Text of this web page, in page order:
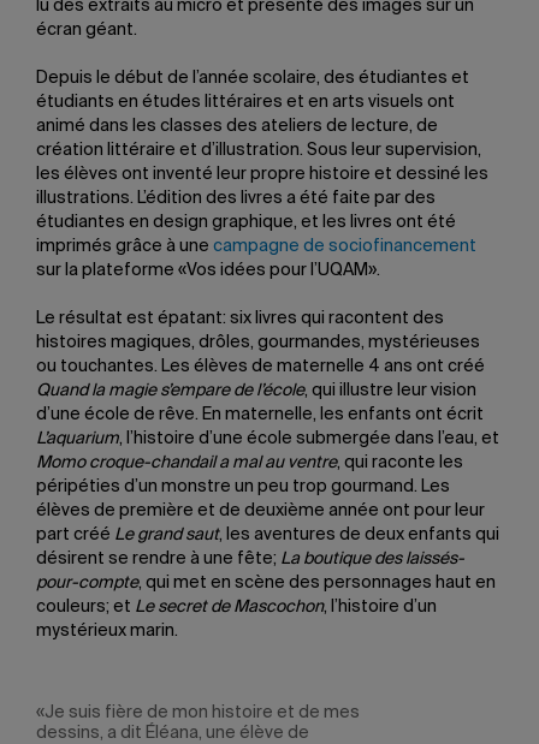
lu des extraits au micro et présenté des images sur un
écran géant.
Depuis le début de l’année scolaire, des étudiantes et
étudiants en études littéraires et en arts visuels ont
animé dans les classes des ateliers de lecture, de
création littéraire et d’illustration. Sous leur supervision,
les élèves ont inventé leur propre histoire et dessiné les
illustrations. L’édition des livres a été faite par des
étudiantes en design graphique, et les livres ont été
imprimés grâce à une campagne de sociofinancement
sur la plateforme «Vos idées pour l’UQAM».
Le résultat est épatant: six livres qui racontent des
histoires magiques, drôles, gourmandes, mystérieuses
ou touchantes. Les élèves de maternelle 4 ans ont créé
Quand la magie s’empare de l’école, qui illustre leur vision
d’une école de rêve. En maternelle, les enfants ont écrit
L’aquarium, l’histoire d’une école submergée dans l’eau, et
Momo croque-chandail a mal au ventre, qui raconte les
péripéties d’un monstre un peu trop gourmand. Les
élèves de première et de deuxième année ont pour leur
part créé Le grand saut, les aventures de deux enfants qui
désirent se rendre à une fête; La boutique des laissés-
pour-compte, qui met en scène des personnages haut en
couleurs; et Le secret de Mascochon, l’histoire d’un
mystérieux marin.
«Je suis fière de mon histoire et de mes
dessins, a dit Éléana, une élève de